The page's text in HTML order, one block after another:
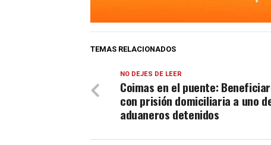
TEMAS RELACIONADOS
NO DEJES DE LEER
Coimas en el puente:
con prisión domiciliaria a uno
aduaneros detenidos